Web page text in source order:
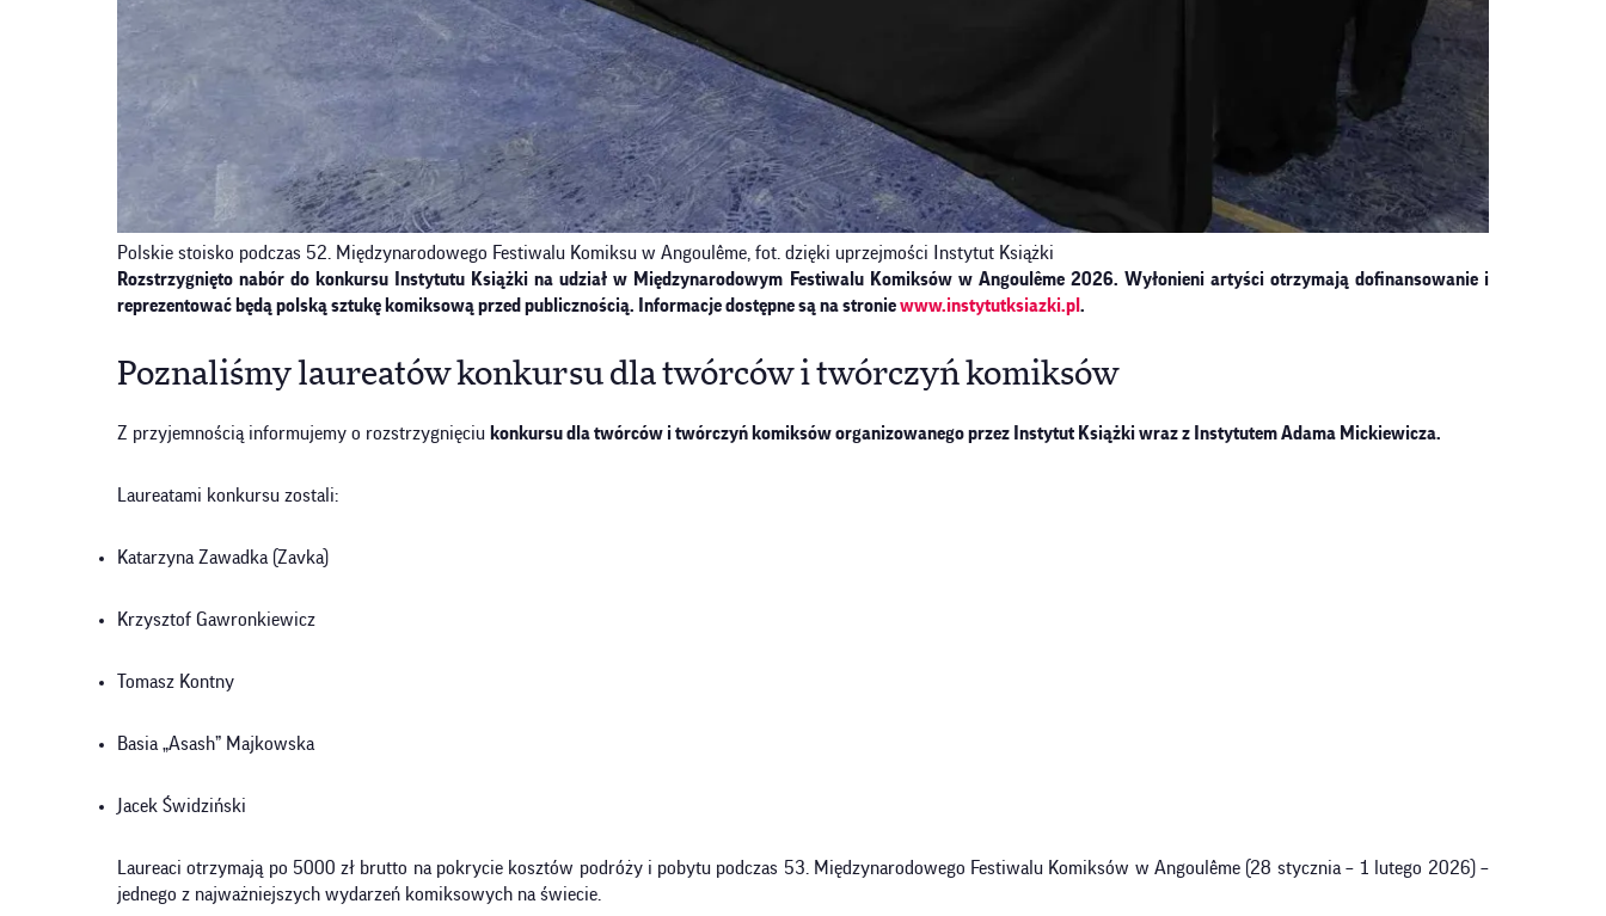
Polskie stoisko podczas 52. Międzynarodowego Festiwalu Komiksu w Angoulême, fot. dzięki uprzejmości Instytut Książki
Rozstrzygnięto nabór do konkursu Instytutu Książki na udział w Międzynarodowym Festiwalu Komiksów w Angoulême 2026. Wyłonieni artyści otrzymają dofinansowanie i
reprezentować będą polską sztukę komiksową przed publicznością. Informacje dostępne są na stroniewww.instytutksiazki.pl .
Poznaliśmy laureatów konkursu dla twórców i twórczyń komiksów
Z przyjemnością informujemy o rozstrzygnięciu konkursu dla twórców i twórczyń komiksów organizowanego przez Instytut Książki wraz z Instytutem Adama Mickiewicza.
Laureatami konkursu zostali:
Katarzyna Zawadka (Zavka)
Krzysztof Gawronkiewicz
Tomasz Kontny
Basia „Asash” Majkowska
Jacek Świdziński
Laureaci otrzymają po 5000 zł brutto na pokrycie kosztów podróży i pobytu podczas 53. Międzynarodowego Festiwalu Komiksów w Angoulême (28 stycznia – 1 lutego 2026) –
jednego z najważniejszych wydarzeń komiksowych na świecie.